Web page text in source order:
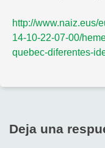
http://www.naiz.eus/
14-10-22-07-00/
quebec-diferentes-
Deja una